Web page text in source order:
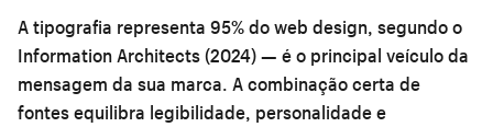
A tipografia representa 95% do web design, segundo o
Information Architects (2024) — é o principal veículo da
mensagem da sua marca. A combinação certa de
fontes equilibra legibilidade, personalidade e